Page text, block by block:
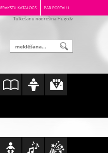
KATALOGS PAR PORTĀLU
Tulkošanu nodrošina Hugo.lv